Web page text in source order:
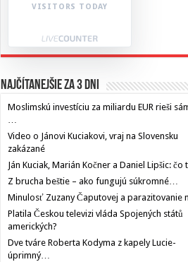
VISITORS TODAY
Najčítanejšie za 3 dni
Moslimskú investíciu za miliardu EUR rieši
…
Video o Jánovi Kuciakovi, vraj na Slovensku
zakázané
Ján Kuciak, Marián Kočner a Daniel Lipšic:
Z brucha beštie – ako fungujú súkromné…
Minulosť Zuzany Čaputovej a parazitovanie
Platila Českou televizi vláda Spojených států
amerických?
Dve tváre Roberta Kodyma z kapely Lucie-
úprimný…